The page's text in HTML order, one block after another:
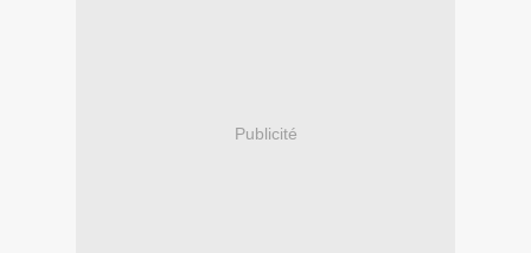
Publicité